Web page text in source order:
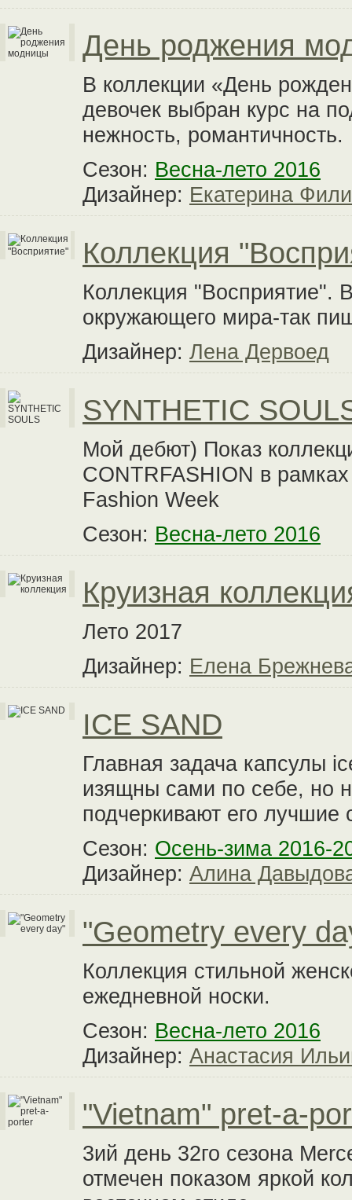
День роджения
В коллекции «День
девочек выбран курс на
нежность, романтичность.
Сезон: Весна-лето 2016
Дизайнер: Екатерина
Коллекция
Коллекция "Восприятие".
окружающего мира-так
Дизайнер: Лена Дервоед
SYNTHETIC
Мой дебют) Показ
CONTRFASHION в
Fashion Week
Сезон: Весна-лето 2016
Круизная
Лето 2017
Дизайнер: Елена
ICE SAND
Главная задача капсулы
изящны сами по себе, но
подчеркивают его лучшие
Сезон: Осень-зима 2016-
Дизайнер: Алина
"Geometry every
Коллекция стильной
ежедневной носки.
Сезон: Весна-лето 2016
Дизайнер: Анастасия
"Vietnam" pret-a-
3ий день 32го сезона
отмечен показом яркой